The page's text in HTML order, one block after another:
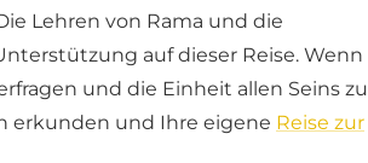
Lehren von Rama und die
auf dieser Reise. Wenn
und die Einheit allen Seins zu
erkunden und Ihre eigene Reise zur